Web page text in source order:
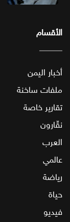
الأقسام
أخبار اليمن
ملفات ساخنة
تقارير خاصة
نقّارون
العرب
عالمي
رياضة
حياة
فيديو